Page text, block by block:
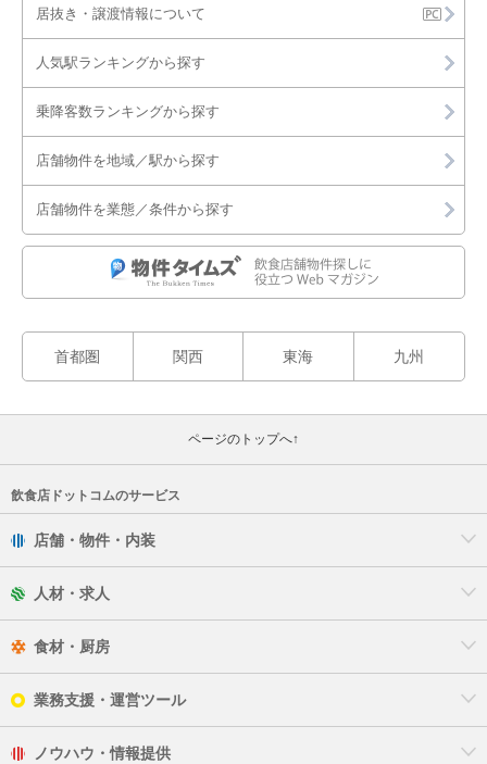
居抜き・譲渡情報について
人気駅ランキングから探す
乗降客数ランキングから探す
店舗物件を地域／駅から探す
店舗物件を業態／条件から探す
首都圏 関西 東海 九州
ページのトップへ↑
飲食店ドットコムのサービス
店舗・物件・内装
人材・求人
食材・厨房
業務支援・運営ツール
ノウハウ・情報提供